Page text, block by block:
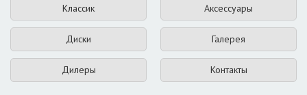
Классик Аксессуары
Диски Галерея
Дилеры Контакты